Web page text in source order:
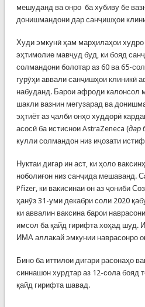
мешуданд ва онро ба хубиву бе
донишмандони дар санҷишҳои
Худи эмкунӣ ҳам марҳилаҳои худро
эҳтимолие мавҷуд буд, ки бояд
солмандони болотар аз 60 ва 65-
гурӯҳи аввали санҷишҳои клиникӣ
набуданд. Барои афроди калонсол
шакли вазнин мегузарад ва
эҳтиёт аз ҷалби онҳо худдорӣ
асосӣ ба истиснои AstraZeneca (дар
кулли солмандон низ иҷозати
Нуктаи дигар ин аст, ки ҳоло
ноболиғон низ санҷида мешаванд.
Pfizer, ки вакисинаи он аз ҷониби
ҳанӯз 31-уми декабри соли 2020
ки аввалин ваксина барои
имсол ба қайд гирифта хоҳад шуд.
ИМА аллакай эмкунии наврасонро
Бино ба иттилои дигари расонаҳо
синнашон хурдтар аз 12-сола бояд
қайд гирифта шавад.